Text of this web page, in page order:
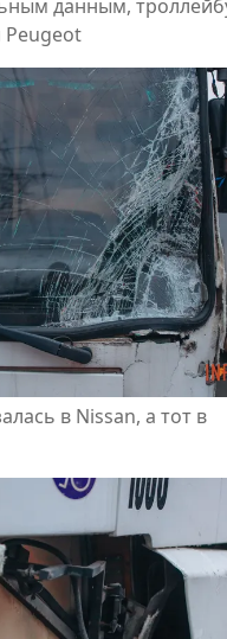
данным,
Peugeot
в Nissan, а тот в